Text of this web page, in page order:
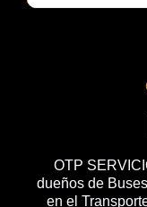
OTP
dueños de
en el